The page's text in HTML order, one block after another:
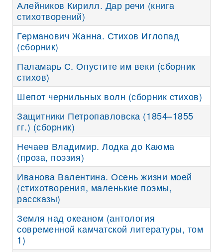
Алейников Кирилл. Дар речи (книга
стихотворений)
Германович Жанна. Стихов Иглопад
(сборник)
Паламарь С. Опустите им веки (сборник
стихов)
Шепот чернильных волн (сборник стихов)
Защитники Петропавловска (1854–1855
гг.) (сборник)
Нечаев Владимир. Лодка до Каюма
(проза, поэзия)
Иванова Валентина. Осень жизни моей
(стихотворения, маленькие поэмы,
рассказы)
Земля над океаном (антология
современной камчатской литературы, том
1)